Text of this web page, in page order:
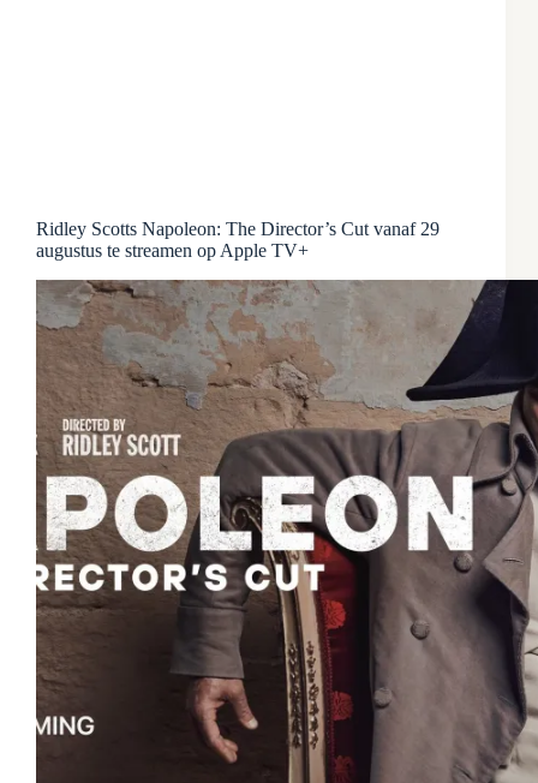
Ridley Scotts Napoleon: The Director’s Cut vanaf 29
augustus te streamen op Apple TV+